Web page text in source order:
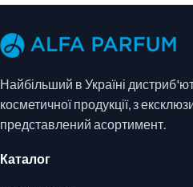
Найбільший в Україні
косметичної продукції, з
представлений асортимент.
Каталог